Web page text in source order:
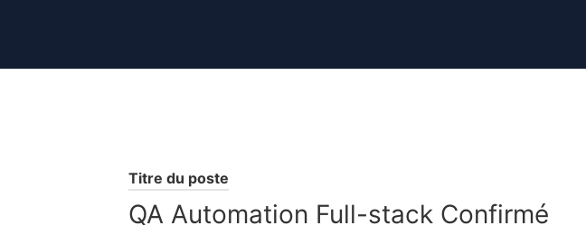
Titre du poste
QA Automation Full-stack Confirmé